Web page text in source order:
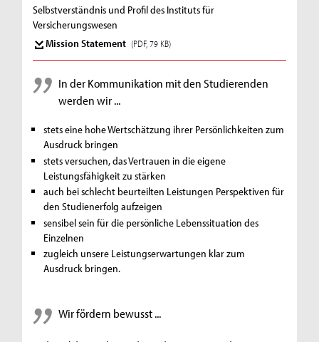
Selbstverständnis und Profil des Instituts für
Versicherungswesen
Mission Statement (PDF, 79 KB)
In der Kommunikation mit den Studierenden
werden wir...
stets eine hohe Wertschätzung ihrer Persönlichkeiten zum
Ausdruck bringen
stets versuchen, das Vertrauen in die eigene
Leistungsfähigkeit zu stärken
auch bei schlecht beurteilten Leistungen Perspektiven für
den Studienerfolg aufzeigen
sensibel sein für die persönliche Lebenssituation des
Einzelnen
zugleich unsere Leistungserwartungen klar zum
Ausdruck bringen.
Wir fördern bewusst...